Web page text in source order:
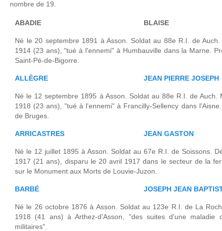
nombre de 19.
ABADIE BLAISE
Né le 20 septembre 1891 à Asson. Soldat au 88e R.I. de
1914 (23 ans), "tué à l'ennemi" à Humbauville dans la Marne.
Saint-Pé-de-Bigorre.
ALLÈGRE JEAN PIERRE JOSEPH
Né le 12 septembre 1895 à Asson. Soldat au 88e R.I. de
1918 (23 ans), "tué à l'ennemi" à Francilly-Sellency dans
de Bruges.
ARRICASTRES JEAN GASTON
Né le 12 juillet 1895 à Asson. Soldat au 67e R.I. de Soissons.
1917 (21 ans), disparu le 20 avril 1917 dans le secteur de la
sur le Monument aux Morts de Louvie-Juzon.
BARBÉ JOSEPH JEAN
Né le 26 octobre 1876 à Asson. Soldat au 123e R.I. de La
1918 (41 ans) à Arthez-d'Asson, "des suites d'une maladie
militaires".